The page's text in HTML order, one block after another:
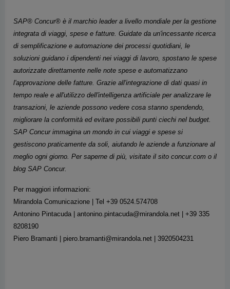
transazioni, le aziende possono vedere cosa stanno spendendo,
migliorare la conformità ed evitare possibili punti ciechi nel budget.
SAP Concur immagina un mondo in cui viaggi e spese si
gestiscono praticamente da soli, aiutando le aziende a funzionare al
meglio ogni giorno. Per saperne di più, visitate il sito concur.com o il
blog SAP Concur.
Per maggiori informazioni:
Mirandola Comunicazione | Tel +39 0524.574708
Antonino Pintacuda | antonino.pintacuda@mirandola.net | +39 335
8208190
Piero Bramanti | piero.bramanti@mirandola.net | 3920504231
Caricato il 07/11/2023